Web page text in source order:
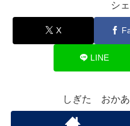
シ
X
LINE
しぎた おかあ